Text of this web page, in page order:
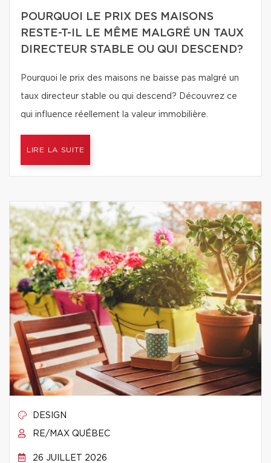
POURQUOI LE PRIX DES MAISONS
RESTE-T-IL LE MÊME MALGRÉ UN TAUX
DIRECTEUR STABLE OU QUI DESCEND?
Pourquoi le prix des maisons ne baisse pas malgré un
taux directeur stable ou qui descend? Découvrez ce
qui influence réellement la valeur immobilière.
LIRE LA SUITE
DESIGN
RE/MAX QUÉBEC
26 JUILLET 2026